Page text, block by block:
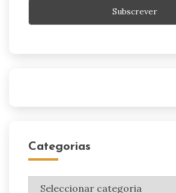
Categorias
Categorias